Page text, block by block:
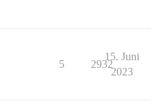
5 2932
15. Juni
2023